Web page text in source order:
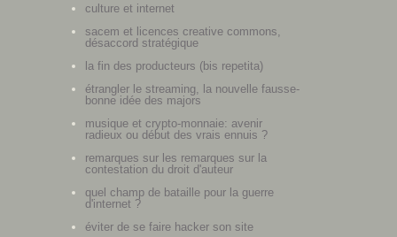
culture et internet
sacem et licences creative commons,
désaccord stratégique
la fin des producteurs (bis repetita)
étrangler le streaming, la nouvelle fausse-
bonne idée des majors
musique et crypto-monnaie: avenir
radieux ou début des vrais ennuis ?
remarques sur les remarques sur la
contestation du droit d'auteur
quel champ de bataille pour la guerre
d'internet ?
éviter de se faire hacker son site